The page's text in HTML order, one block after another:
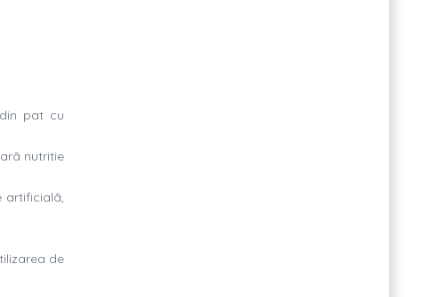
pat cu
nutritie
artificialã,
de